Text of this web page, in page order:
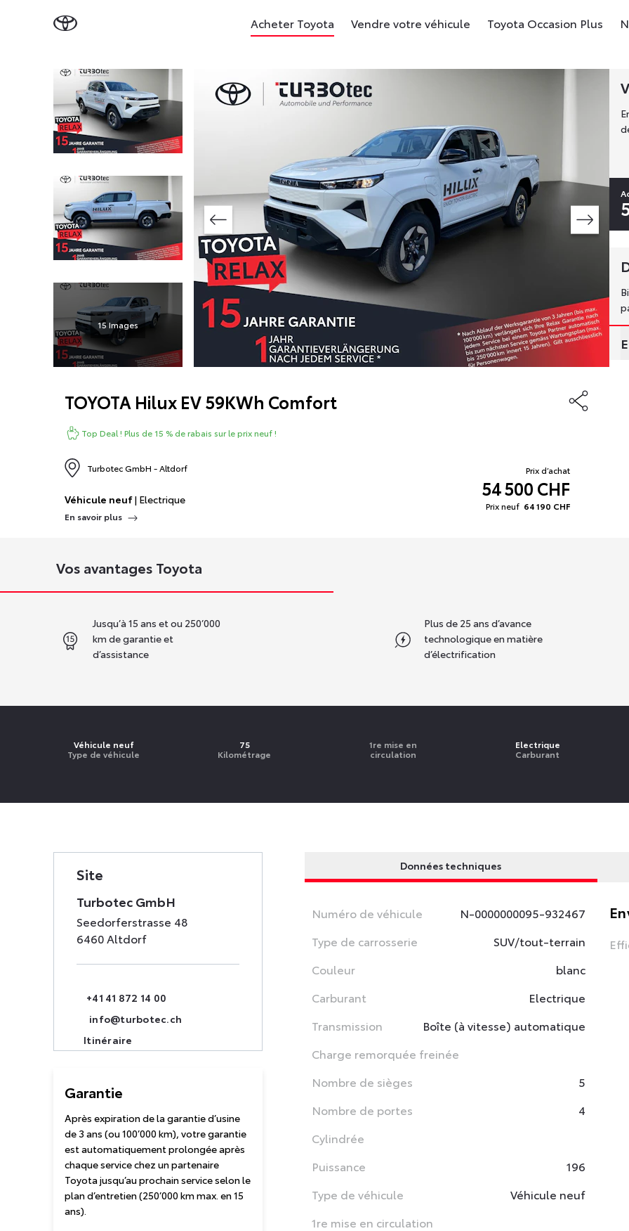
Acheter Toyota Vendre votre véhicule Toyota Occasion Plus
15 Images
TOYOTA Hilux EV 59KWh Comfort
Top Deal ! Plus de 15 % de rabais sur le prix neuf !
Turbotec GmbH - Altdorf
Véhicule neuf| Electrique
En savoir plus
Prix d’achat
54 500 CHF
Prix neuf 64 190 CHF
Vos avantages Toyota
Jusqu’à 15 ans et ou 250’000
km de garantie et
d’assistance
Plus de 25 ans d’avance
technologique en matière
d’électrification
Véhicule neuf
Type de véhicule
75
Kilométrage
1re mise en
circulation
Electrique
Carburant
Données techniques
Numéro de véhicule
N-0000000095-932467
Type de carrosserie
SUV/tout-terrain
Couleur
blanc
Carburant
Electrique
Transmission
Boîte (à vitesse) automatique
Charge remorquée freinée
Nombre de sièges
5
Nombre de portes
4
Cylindrée
Puissance
196
Type de véhicule
Véhicule neuf
1re mise en circulation
Site
Turbotec GmbH
Seedorferstrasse 48
6460 Altdorf
+41 41 872 14 00
info@turbotec.ch
Itinéraire
Garantie
Après expiration de la garantie d’usine
de 3 ans (ou 100’000 km), votre garantie
est automatiquement prolongée après
chaque service chez un partenaire
Toyota jusqu’au prochain service selon le
plan d’entretien (250’000 km max. en 15
ans).